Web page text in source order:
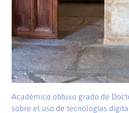
Académico obtuvo grado de
sobre el uso de tecnologías